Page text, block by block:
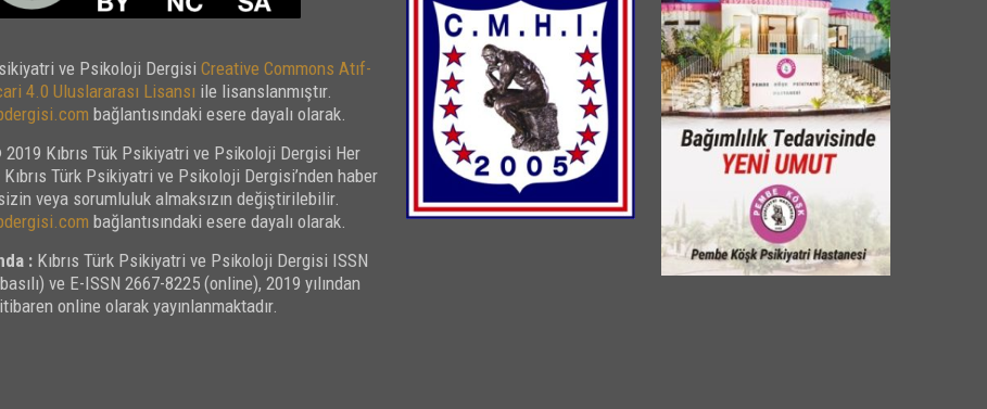
ve Psikoloji Dergisi Creative Commons Atıf-
4.0 Uluslararası Lisansı ile lisanslanmıştır.
bağlantısındaki esere dayalı olarak.
Kıbrıs Tük Psikiyatri ve Psikoloji Dergisi Her
Kıbrıs Türk Psikiyatri ve Psikoloji Dergisi’nden haber
veya sorumluluk almaksızın değiştirilebilir.
bağlantısındaki esere dayalı olarak.
: Kıbrıs Türk Psikiyatri ve Psikoloji Dergisi ISSN
ve E-ISSN 2667-8225 (online), 2019 yılından
itibaren online olarak yayınlanmaktadır.